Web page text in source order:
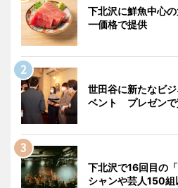
下北沢に鮮魚中心
一価格で提供
世田谷に新たなビ
ベント プレゼンで
下北沢で16回目の
シャンや芸人150組